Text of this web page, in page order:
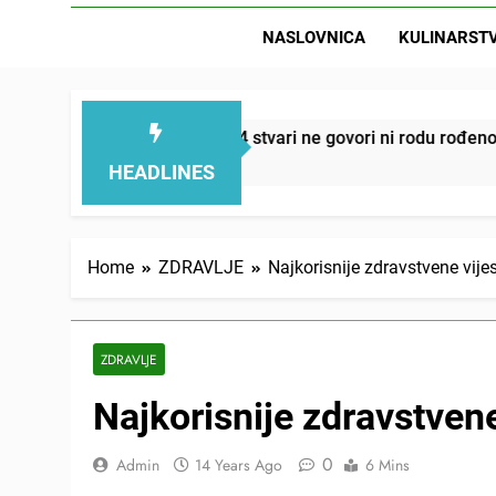
NASLOVNICA
HEADLINES
– ove 4 stvari ne govori ni rodu rođenom
Home ZDRAVLJE Najkorisnije zdravstvene
ZDRAVLJE
Najkorisnije
Admin 14 Years Ago 0 6 Mins